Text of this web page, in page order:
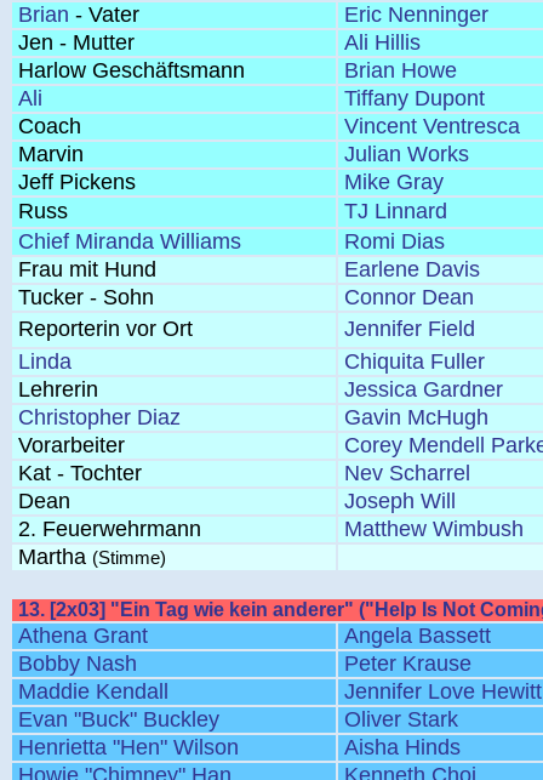
Brian - Vater
Eric Nenninger
Jen - Mutter
Ali Hillis
Harlow Geschäftsmann
Brian Howe
Ali
Tiffany Dupont
Coach
Vincent Ventresca
Marvin
Julian Works
Jeff Pickens
Mike Gray
Russ
TJ Linnard
Chief Miranda Williams
Romi Dias
Frau mit Hund
Earlene Davis
Tucker - Sohn
Connor Dean
Reporterin vor Ort
Jennifer Field
Linda
Chiquita Fuller
Lehrerin
Jessica Gardner
Christopher Diaz
Gavin McHugh
Vorarbeiter
Corey Mendell
Kat - Tochter
Nev Scharrel
Dean
Joseph Will
2. Feuerwehrmann
Matthew Wimbush
Martha (Stimme)
13. [2x03] "Ein Tag wie kein anderer" ("Help Is Not
Athena Grant
Angela Bassett
Bobby Nash
Peter Krause
Maddie Kendall
Jennifer Love Hewitt
Evan "Buck" Buckley
Oliver Stark
Henrietta "Hen" Wilson
Aisha Hinds
Howie "Chimney" Han
Kenneth Choi